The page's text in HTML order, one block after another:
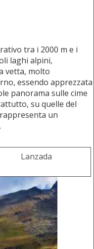
tra i 2000 m e i
laghi alpini,
vetta, molto
essendo apprezzata
panorama sulle cime
su quelle del
un
Lanzada